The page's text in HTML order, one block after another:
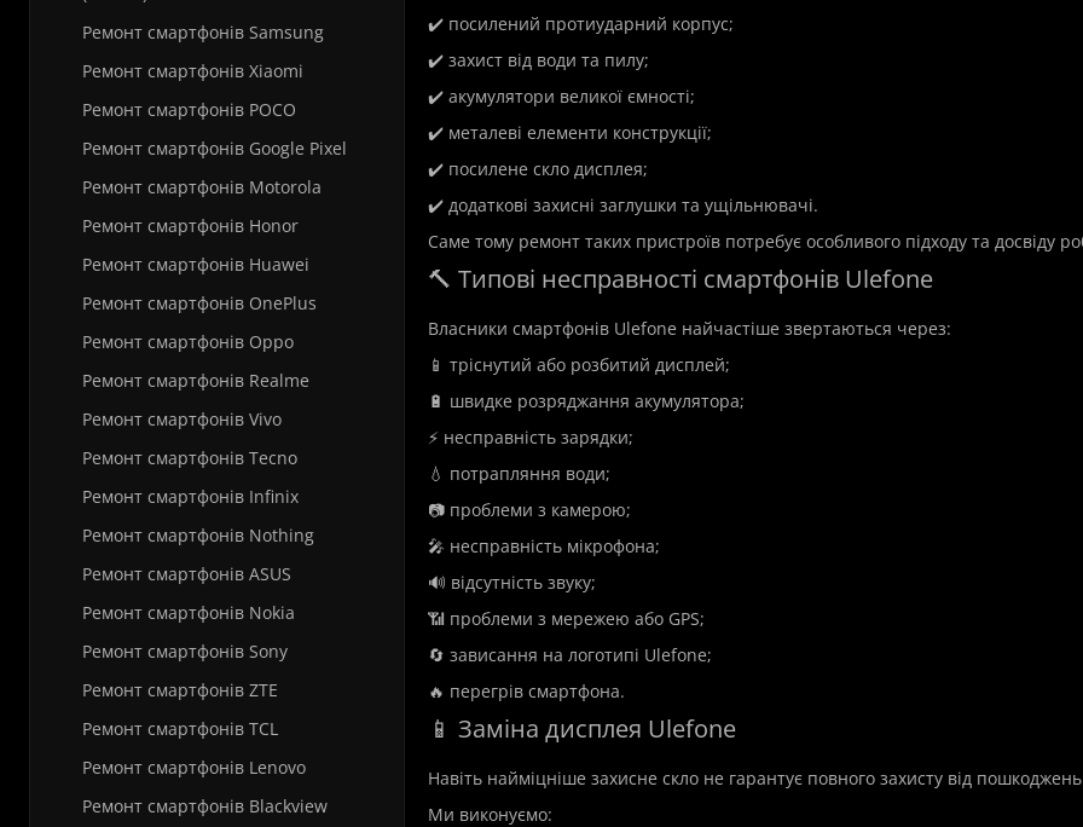
Ремонт смартфонів Samsung
Ремонт смартфонів Xiaomi
Ремонт смартфонів POCO
Ремонт смартфонів Google Pixel
Ремонт смартфонів Motorola
Ремонт смартфонів Honor
Ремонт смартфонів Huawei
Ремонт смартфонів OnePlus
Ремонт смартфонів Oppo
Ремонт смартфонів Realme
Ремонт смартфонів Vivo
Ремонт смартфонів Tecno
Ремонт смартфонів Infinix
Ремонт смартфонів Nothing
Ремонт смартфонів ASUS
Ремонт смартфонів Nokia
Ремонт смартфонів Sony
Ремонт смартфонів ZTE
Ремонт смартфонів TCL
Ремонт смартфонів Lenovo
Ремонт смартфонів Blackview
✔️ посилений протиударний корпус;
✔️ захист від води та пилу;
✔️ акумулятори великої ємності;
✔️ металеві елементи конструкції;
✔️ посилене скло дисплея;
✔️ додаткові захисні заглушки та ущільнювачі.
Саме тому ремонт таких пристроїв потребує особливого підходу та досвіду
🔨 Типові несправності смартфонів Ulefone
Власники смартфонів Ulefone найчастіше звертаються через:
📱 тріснутий або розбитий дисплей;
🔋 швидке розряджання акумулятора;
⚡ несправність зарядки;
💧 потрапляння води;
📷 проблеми з камерою;
🎤 несправність мікрофона;
🔊 відсутність звуку;
📶 проблеми з мережею або GPS;
🔄 зависання на логотипі Ulefone;
🔥 перегрів смартфона.
📱 Заміна дисплея Ulefone
Навіть найміцніше захисне скло не гарантує повного захисту від
Ми виконуємо: